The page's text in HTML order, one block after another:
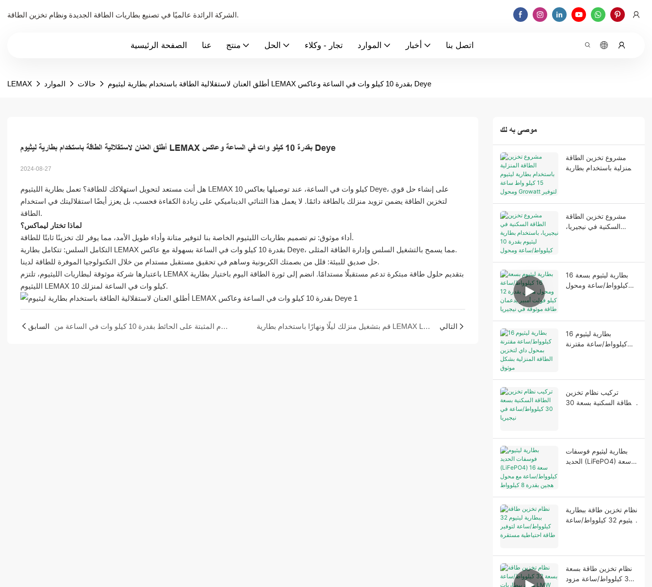
الشركة الرائدة عالميًا في تصنيع بطاريات الطاقة الجديدة ونظام تخزين الطاقة.
الصفحة الرئيسية عنا منتج الحل تجار - وكلاء الموارد أخبار اتصل بنا
LEMAX الموارد حالات أطلق العنان لاستقلالية الطاقة باستخدام بطارية ليثيوم LEMAX بقدرة 10 كيلو وات في الساعة وعاكس Deye
أطلق العنان لاستقلالية الطاقة باستخدام بطارية ليثيوم LEMAX بقدرة 10 كيلو وات في الساعة وعاكس Deye
2024-08-27
هل أنت مستعد لتحويل استهلاكك للطاقة؟ تعمل بطارية الليثيوم LEMAX 10 كيلو وات في الساعة، عند توصيلها بعاكس Deye، على إنشاء حل قوي
لتخزين الطاقة يضمن تزويد منزلك بالطاقة دائمًا. لا يعمل هذا الثنائي الديناميكي على زيادة الكفاءة فحسب، بل يعزز أيضًا استقلاليتك في استخدام
الطاقة.
لماذا تختار ليماكس؟
أداء موثوق: تم تصميم بطاريات الليثيوم الخاصة بنا لتوفير متانة وأداء طويل الأمد، مما يوفر لك تخزينًا ثابتًا للطاقة.
التكامل السلس: تتكامل بطارية LEMAX بقدرة 10 كيلو وات في الساعة بسهولة مع عاكس Deye، مما يسمح بالتشغيل السلس وإدارة الطاقة المثلى.
حل صديق للبيئة: قلل من بصمتك الكربونية وساهم في تحقيق مستقبل مستدام من خلال التكنولوجيا الموفرة للطاقة لدينا.
باعتبارها شركة موثوقة لبطاريات الليثيوم، تلتزم LEMAX بتقديم حلول طاقة مبتكرة تدعم مستقبلًا مستدامًا. انضم إلى ثورة الطاقة اليوم باختيار بطارية
الليثيوم LEMAX 10 كيلو وات في الساعة لمنزلك.
السابق ارفع كفاءة الطاقة في منزلك: بطاريات الليثيوم المثبتة على الحائط بقدرة 10 كيلو وات في الساعة من LEMAX مع عاكس Deye قم بتشغيل منزلك ليلًا ونهارًا باستخدام بطارية LEMAX LMW بقدرة 10 كيلو وات في الساعة التالي
موصى به لك
مشروع تخزين الطاقة
المنزلية باستخدام بطارية
مشروع تخزين الطاقة
السكنية في نيجيريا،
بطارية ليثيوم بسعة 16
كيلوواط/ساعة ومحول
بطارية ليثيوم 16
كيلوواط/ساعة مقترنة
تركيب نظام تخزين
الطاقة السكنية بسعة 30
بطارية ليثيوم فوسفات
الحديد (LiFePO4) سعة
نظام تخزين طاقة ببطارية
ليثيوم 32 كيلوواط/ساعة
نظام تخزين طاقة بسعة
32 كيلوواط/ساعة مزود